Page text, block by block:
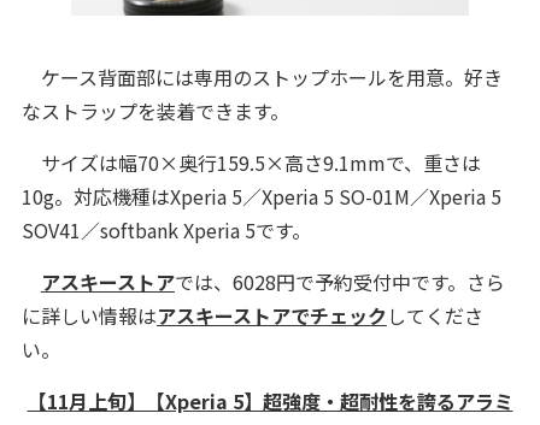
ケース背面部には専用のストップホールを用意。好き
なストラップを装着できます。
サイズは幅70×奥行159.5×高さ9.1mmで、重さは
10g。対応機種はXperia 5／Xperia 5 SO-01M／Xperia 5
SOV41／softbank Xperia 5です。
アスキーストアでは、6028円で予約受付中です。さら
に詳しい情報はアスキーストアでチェックしてくださ
い。
【11月上旬】【Xperia 5】超強度・超耐性を誇るアラミ